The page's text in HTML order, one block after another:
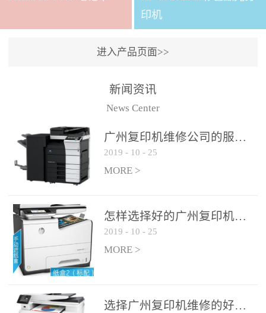
印机
进入产品页面>>
新闻资讯
News Center
广州复印机维修公司的服务如何?
2019 - 10 - 25
MORE >
怎样选择好的广州复印机维修公司?
2019 - 10 - 25
MORE >
选择广州复印机维修的好处有哪些?